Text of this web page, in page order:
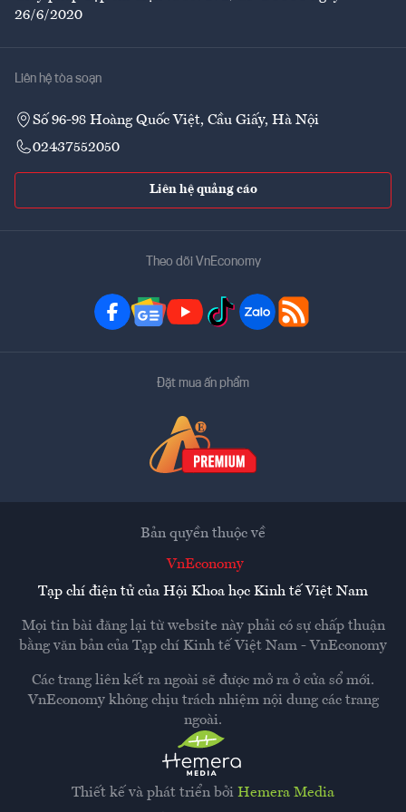
26/6/2020
Liên hệ tòa soạn
Số 96-98 Hoàng Quốc Việt, Cầu Giấy, Hà Nội
02437552050
Liên hệ quảng cáo
Theo dõi VnEconomy
Đặt mua ấn phẩm
Thiết kế và phát triển bởi Hemera Media
Bản quyền thuộc về
VnEconomy
Tạp chí điện tử của Hội Khoa học Kinh tế Việt Nam
Mọi tin bài đăng lại từ website này phải có sự chấp thuận
bằng văn bản của Tạp chí Kinh tế Việt Nam - VnEconomy
Các trang liên kết ra ngoài sẽ được mở ra ở cửa sổ mới.
VnEconomy không chịu trách nhiệm nội dung các trang
ngoài.